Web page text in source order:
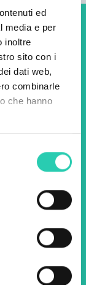
ed
media e per
inoltre
sito con i
dati web,
combinarle
che hanno
per